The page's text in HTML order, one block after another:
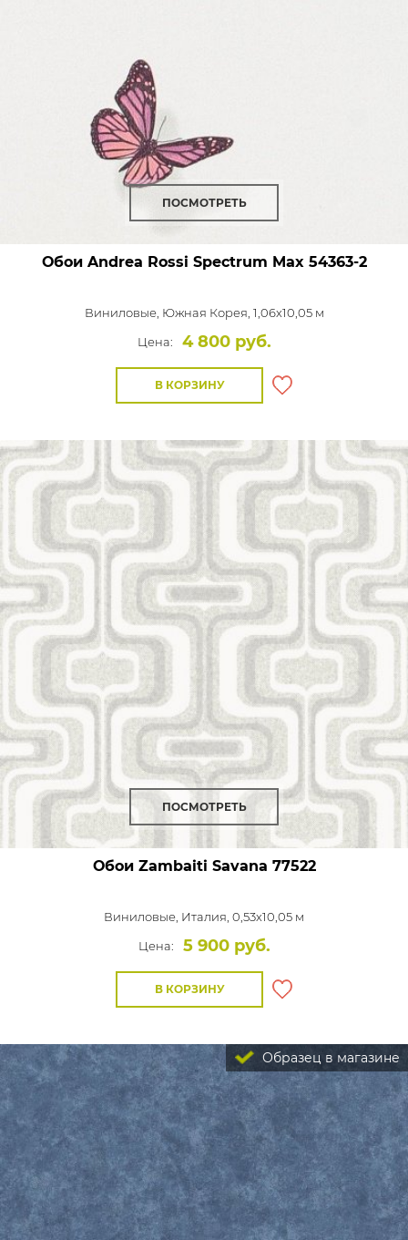
ПОСМОТРЕТЬ
Обои Andrea Rossi Spectrum Max54363-2
Виниловые, Южная Корея, 1,06x10,05 м
Цена:
4 800 руб.
В КОРЗИНУ
ПОСМОТРЕТЬ
Обои Zambaiti Savana 77522
Виниловые, Италия, 0,53x10,05 м
Цена:
5 900 руб.
В КОРЗИНУ
Образец в магазине